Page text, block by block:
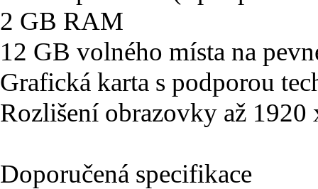
2 GB RAM
12 GB volného místa na
Grafická karta s podporou
Rozlišení obrazovky až 1920
Doporučená specifikace